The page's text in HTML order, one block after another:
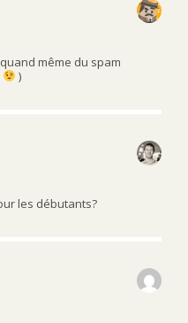
même du spam
)
les débutants?